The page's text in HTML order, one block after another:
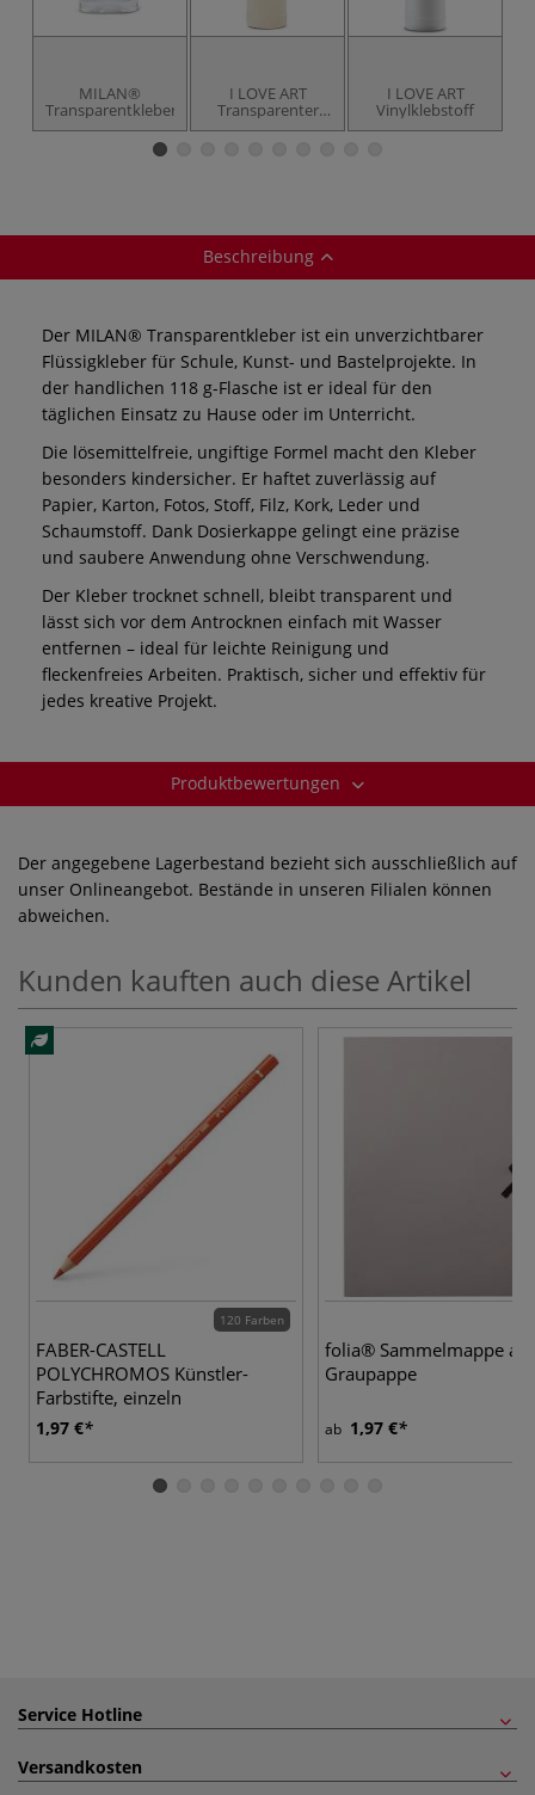
MILAN®
Transparentkleber
I LOVE ART
Transparenter
Klebstoff
I LOVE ART
Vinylklebstoff
Beschreibung
Der MILAN® Transparentkleber ist ein unverzichtbarer
Flüssigkleber für Schule, Kunst- und Bastelprojekte. In
der handlichen 118 g-Flasche ist er ideal für den
täglichen Einsatz zu Hause oder im Unterricht.
Die lösemittelfreie, ungiftige Formel macht den Kleber
besonders kindersicher. Er haftet zuverlässig auf
Papier, Karton, Fotos, Stoff, Filz, Kork, Leder und
Schaumstoff. Dank Dosierkappe gelingt eine präzise
und saubere Anwendung ohne Verschwendung.
Der Kleber trocknet schnell, bleibt transparent und
lässt sich vor dem Antrocknen einfach mit Wasser
entfernen – ideal für leichte Reinigung und
fleckenfreies Arbeiten. Praktisch, sicher und effektiv für
jedes kreative Projekt.
Produktbewertungen
Der angegebene Lagerbestand bezieht sich ausschließlich auf
unser Onlineangebot. Bestände in unseren Filialen können
abweichen.
Kunden kauften auch diese Artikel
120 Farben
FABER-CASTELL
POLYCHROMOS Künstler-
Farbstifte, einzeln
1,97 €
folia® Sammelmappe
Graupappe
ab 1,97 €
Service Hotline
Versandkosten